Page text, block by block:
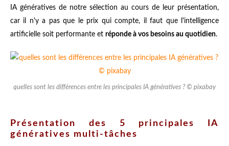
IA génératives de notre sélection au cours de leur présentation,
car il n'y a pas que le prix qui compte, il faut que l'intelligence
artificielle soit performante et réponde à vos besoins au quotidien.
quelles sont les différences entre les principales IA génératives ? © pixabay
Présentation des 5 principales IA
génératives multi-tâches